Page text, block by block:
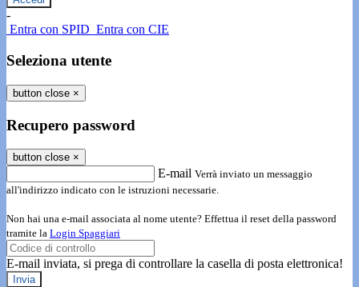
-
Entra con SPID Entra con CIE
Seleziona utente
button close ×
Recupero password
button close ×
E-mail Verrà inviato un messaggio
all'indirizzo indicato con le istruzioni necessarie.
Non hai una e-mail associata al nome utente? Effettua il reset della password
tramite la Login Spaggiari
E-mail inviata, si prega di controllare la casella di posta elettronica!